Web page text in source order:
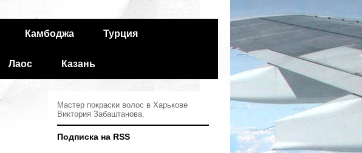
Камбоджа Турция
Лаос Казань
Мастер покраски волос в Харькове
Виктория Забаштанова.
Подписка на RSS